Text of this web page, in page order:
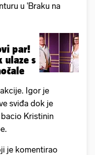
u 'Braku na
par!
ulaze s
Igor je
sviđa dok je
Kristinin
je komentirao